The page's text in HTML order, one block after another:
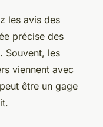
les avis des
précise des
. Souvent, les
viennent avec
être un gage